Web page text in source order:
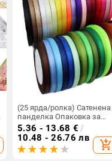
(25 ярда/ролка) Сатенена
панделка Опаковка за
подаръци на едро
Коледна украса Направи
си сам Ленти на ролки
(6/10/12/15/20/25/40 mm)
5.36 - 13.68 € /
10.48 - 26.76 лв
add_shopping_cart